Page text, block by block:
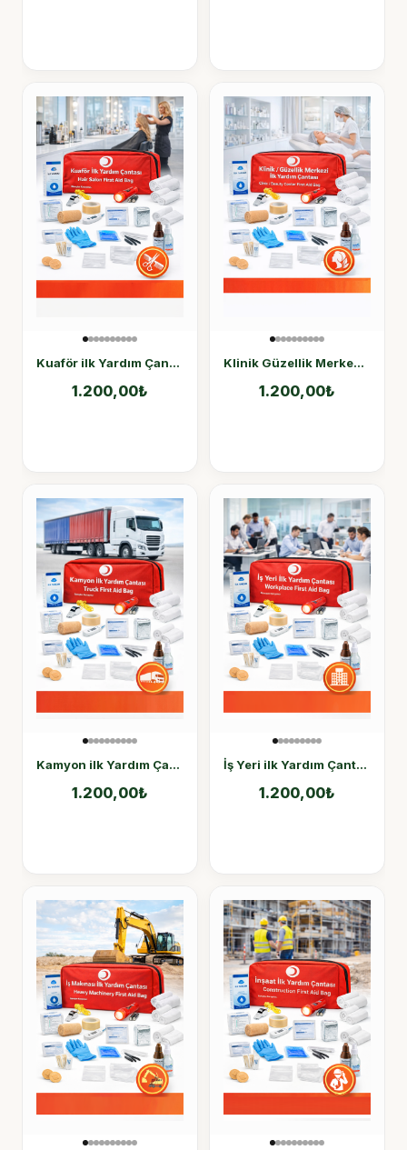
Kuaför ilk Yardım Çantası
1.200,00₺
Klinik Güzellik Merkezi ilk Yardım Çantası
1.200,00₺
Kamyon ilk Yardım Çantası
1.200,00₺
İş Yeri ilk Yardım Çantası
1.200,00₺